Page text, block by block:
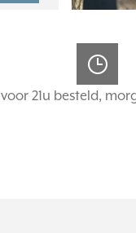
voor 21u besteld,